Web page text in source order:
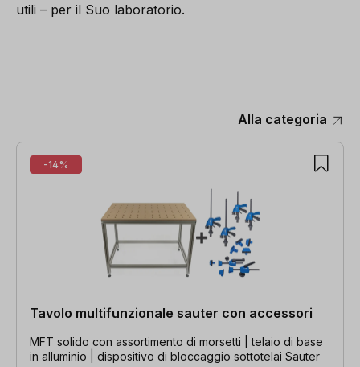
utili – per il Suo laboratorio.
Alla categoria
Salta la galleria dei prodotti
-14%
Tavolo multifunzionale sauter con accessori
MFT solido con assortimento di morsetti | telaio di base
in alluminio | dispositivo di bloccaggio sottotelai Sauter